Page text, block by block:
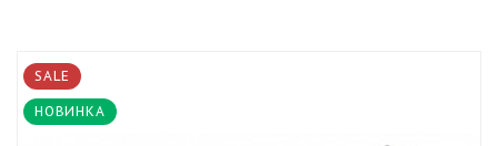
SALE
НОВИНКА